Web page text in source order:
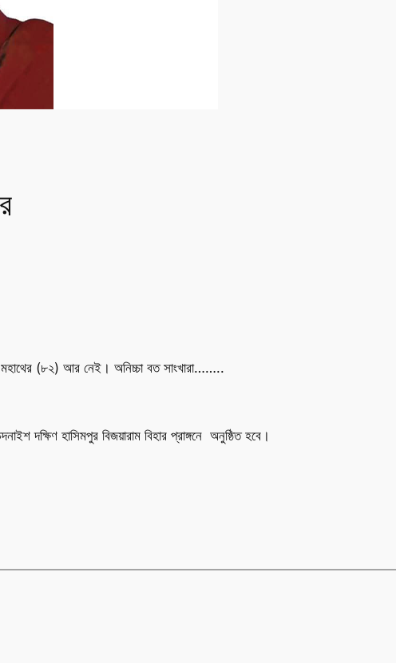
মহাথের (৮২) আর নেই। অনিচ্চা বত সাংখারা……..
দক্ষিণ হাসিমপুর বিজয়ারাম বিহার প্রাঙ্গনে অনুষ্ঠিত হবে।